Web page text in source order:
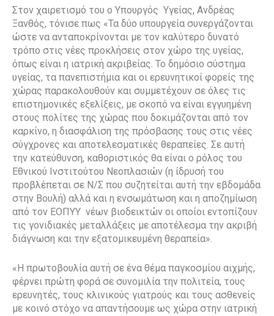
Στον χαιρετισμό του ο Υπουργός Υγείας, Ανδρέας
Ξανθός, τόνισε πως «Τα δύο υπουργεία συνεργάζονται
ώστε να ανταποκρίνονται με τον καλύτερο δυνατό
τρόπο στις νέες προκλήσεις στον χώρο της υγείας,
όπως είναι η ιατρική ακριβείας. Το δημόσιο σύστημα
υγείας, τα πανεπιστήμια και οι ερευνητικοί φορείς της
χώρας παρακολουθούν και συμμετέχουν σε όλες τις
επιστημονικές εξελίξεις, με σκοπό να είναι εγγυημένη
στους πολίτες της χώρας που δοκιμάζονται από τον
καρκίνο, η διασφάλιση της πρόσβασης τους στις νέες
σύγχρονες και αποτελεσματικές θεραπείες. Σε αυτή
την κατεύθυνση, καθοριστικός θα είναι ο ρόλος του
Εθνικού Ινστιτούτου Νεοπλασιών (η ίδρυσή του
προβλέπεται σε Ν/Σ που συζητείται αυτή την εβδομάδα
στην Βουλή) αλλά και η ενσωμάτωση και η αποζημίωση
από τον ΕΟΠΥΥ νέων βιοδεικτών οι οποίοι εντοπίζουν
τις γονιδιακές μεταλλάξεις με αποτέλεσμα την ακριβή
διάγνωση και την εξατομικευμένη θεραπεία».
«Η πρωτοβουλία αυτή σε ένα θέμα παγκοσμίου αιχμής,
φέρνει πρώτη φορά σε συνομιλία την πολιτεία, τους
ερευνητές, τους κλινικούς γιατρούς και τους ασθενείς
με κοινό στόχο να απαντήσουμε ως χώρα στην ιατρική